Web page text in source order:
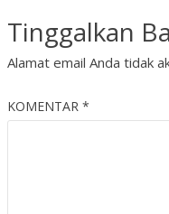
Tinggalkan
Alamat email Anda tidak
KOMENTAR *